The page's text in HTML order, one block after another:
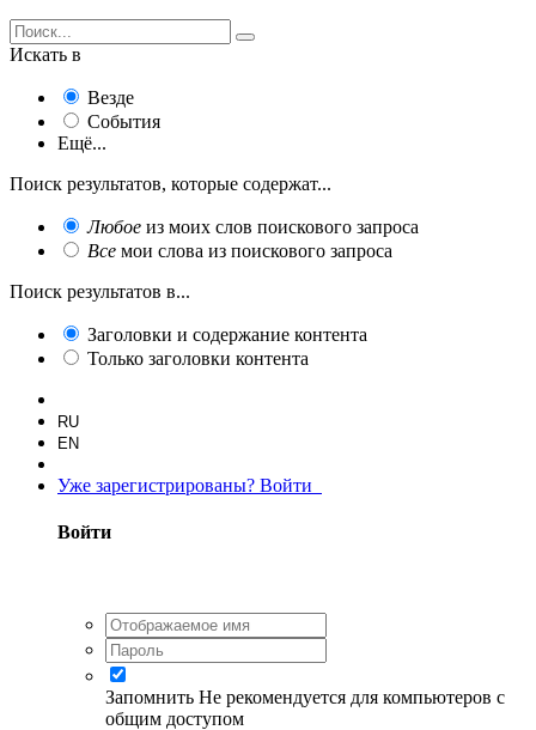
Искать в
Везде
События
Ещё...
Поиск результатов, которые содержат...
Любое из моих слов поискового запроса
Все мои слова из поискового запроса
Поиск результатов в...
Заголовки и содержание контента
Только заголовки контента
RU
EN
Уже зарегистрированы? Войти
Войти
Запомнить Не рекомендуется для компьютеров с
общим доступом